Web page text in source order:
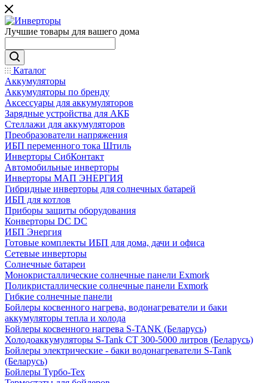
Лучшие товары для вашего дома
Каталог
Аккумуляторы
Аккумуляторы по бренду
Аксессуары для аккумуляторов
Зарядные устройства для АКБ
Стеллажи для аккумуляторов
Преобразователи напряжения
ИБП переменного тока Штиль
Инверторы СибКонтакт
Автомобильные инверторы
Инверторы МАП ЭНЕРГИЯ
Гибридные инверторы для солнечных батарей
ИБП для котлов
Приборы защиты оборудования
Конверторы DC DC
ИБП Энергия
Готовые комплекты ИБП для дома, дачи и офиса
Сетевые инверторы
Солнечные батареи
Монокристаллические солнечные панели Exmork
Поликристаллические солнечные панели Exmork
Гибкие солнечные панели
Бойлеры косвенного нагрева, водонагреватели и баки
аккумуляторы тепла и холода
Бойлеры косвенного нагрева S-TANK (Беларусь)
Холодоаккумуляторы S-Tank СТ 300-5000 литров (Беларусь)
Бойлеры электрические - баки водонагреватели S-Tank
(Беларусь)
Бойлеры Турбо-Тех